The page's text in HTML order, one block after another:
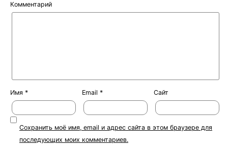
Комментарий
Имя * Email * Сайт
Сохранить моё имя, email и адрес сайта в этом браузере для
последующих моих комментариев.